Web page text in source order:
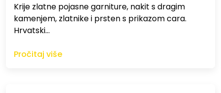
Krije zlatne pojasne garniture, nakit s dragim
kamenjem, zlatnike i prsten s prikazom cara.
Hrvatski…
Pročitaj više